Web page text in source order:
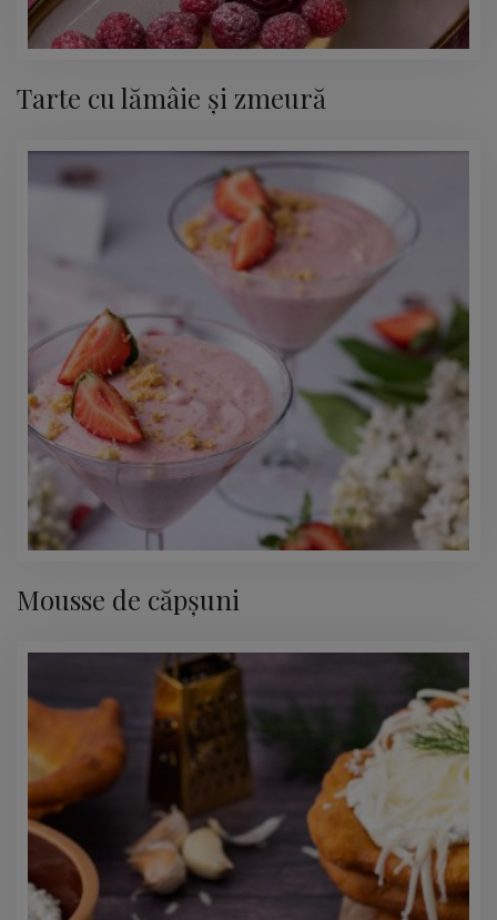
Tarte cu lămâie și zmeură
Mousse de căpșuni